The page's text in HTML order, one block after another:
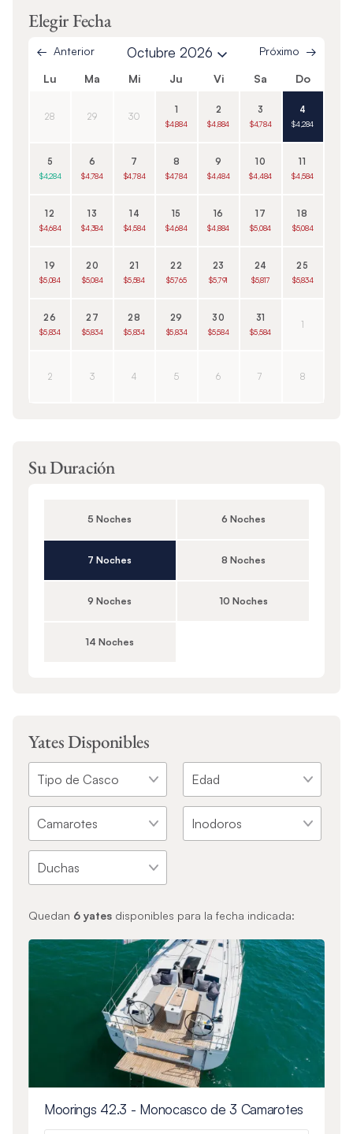
Elegir Fecha
Anterior Octubre 2026 Próximo
Lu Ma Mi Ju Vi Sa Do
28 29 30
1
$4,884
2
$4,884
3
$4,784
4
$4,284
5
$4,284
6
$4,784
7
$4,784
8
$4,784
9
$4,484
10
$4,484
11
$4,584
12
$4,684
13
$4,384
14
$4,584
15
$4,684
16
$4,884
17
$5,084
18
$5,084
19
$5,084
20
$5,084
21
$5,584
22
$5,765
23
$5,791
24
$5,817
25
$5,834
26
$5,834
27
$5,834
28
$5,834
29
$5,834
30
$5,584
31
$5,584
1
2 3 4 5 6 7 8
Su Duración
5 Noches 6 Noches
7 Noches 8 Noches
9 Noches 10 Noches
14 Noches
Yates Disponibles
Quedan 6yatesdisponibles para la fecha indicada:
Moorings 42.3 - Monocasco de 3 Camarotes